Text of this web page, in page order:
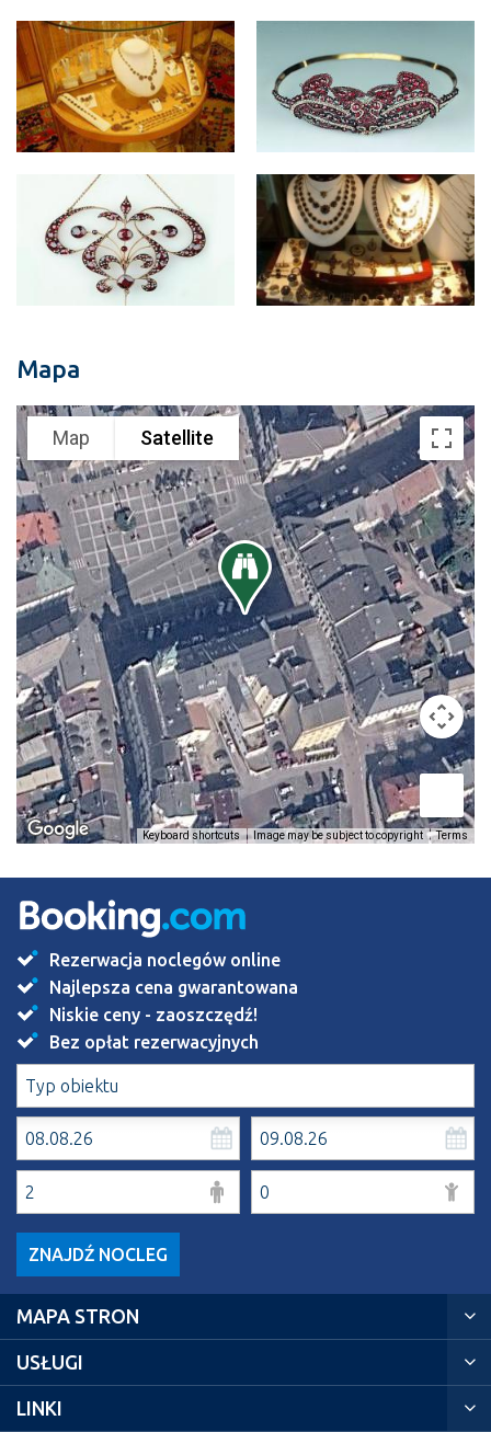
Mapa
Map Satellite
Keyboard shortcuts Image may be subject to copyright Terms
Rezerwacja noclegów online
Najlepsza cena gwarantowana
Niskie ceny - zaoszczędź!
Bez opłat rezerwacyjnych
ZNAJDŹ NOCLEG
MAPA STRON
USŁUGI
LINKI